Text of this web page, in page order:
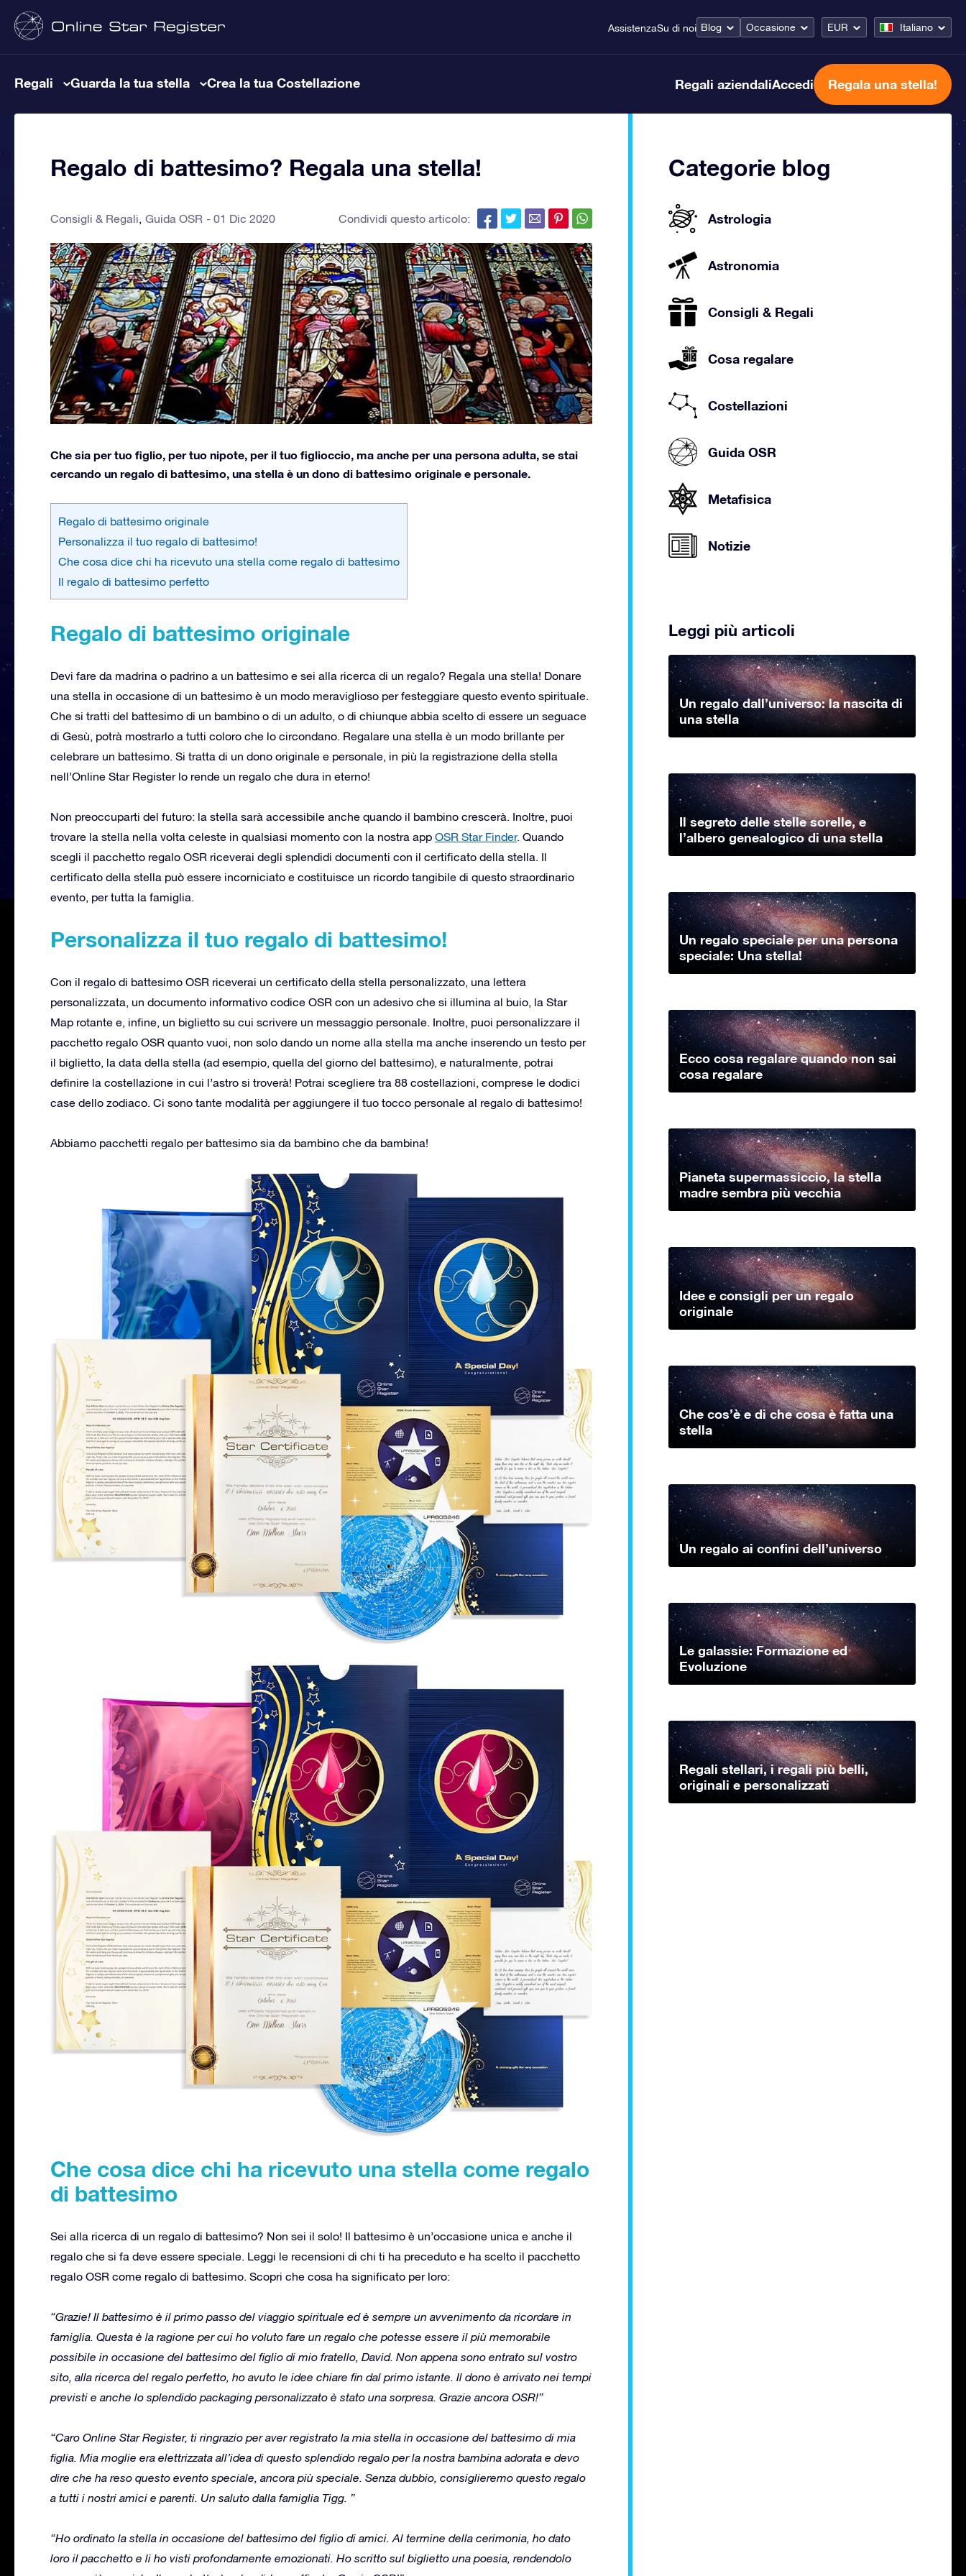
AssistenzaSu di noi Blog Occasione EUR Italiano
Regali Guarda la tua stella Crea la tua Costellazione Regali aziendaliAccedi Regala una stella!
Regalo di battesimo? Regala una stella!
Consigli & Regali Guida OSR 01 Dic 2020 Condividi questo articolo:
Che sia per tuo figlio, per tuo nipote, per il tuo figlioccio, ma anche per una persona adulta, se stai
cercando un regalo di battesimo, una stella è un dono di battesimo originale e personale.
Regalo di battesimo originale
Personalizza il tuo regalo di battesimo!
Che cosa dice chi ha ricevuto una stella come regalo di battesimo
Il regalo di battesimo perfetto
Regalo di battesimo originale
Devi fare da madrina o padrino a un battesimo e sei alla ricerca di un regalo? Regala una stella! Donare
una stella in occasione di un battesimo è un modo meraviglioso per festeggiare questo evento spirituale.
Che si tratti del battesimo di un bambino o di un adulto, o di chiunque abbia scelto di essere un seguace
di Gesù, potrà mostrarlo a tutti coloro che lo circondano. Regalare una stella è un modo brillante per
celebrare un battesimo. Si tratta di un dono originale e personale, in più la registrazione della stella
nell’Online Star Register lo rende un regalo che dura in eterno!
Non preoccuparti del futuro: la stella sarà accessibile anche quando il bambino crescerà. Inoltre, puoi
trovare la stella nella volta celeste in qualsiasi momento con la nostra app OSR Star Finder. Quando
scegli il pacchetto regalo OSR riceverai degli splendidi documenti con il certificato della stella. Il
certificato della stella può essere incorniciato e costituisce un ricordo tangibile di questo straordinario
evento, per tutta la famiglia.
Personalizza il tuo regalo di battesimo!
Con il regalo di battesimo OSR riceverai un certificato della stella personalizzato, una lettera
personalizzata, un documento informativo codice OSR con un adesivo che si illumina al buio, la Star
Map rotante e, infine, un biglietto su cui scrivere un messaggio personale. Inoltre, puoi personalizzare il
pacchetto regalo OSR quanto vuoi, non solo dando un nome alla stella ma anche inserendo un testo per
il biglietto, la data della stella (ad esempio, quella del giorno del battesimo), e naturalmente, potrai
definire la costellazione in cui l’astro si troverà! Potrai scegliere tra 88 costellazioni, comprese le dodici
case dello zodiaco. Ci sono tante modalità per aggiungere il tuo tocco personale al regalo di battesimo!
Abbiamo pacchetti regalo per battesimo sia da bambino che da bambina!
Che cosa dice chi ha ricevuto una stella come regalo
di battesimo
Sei alla ricerca di un regalo di battesimo? Non sei il solo! Il battesimo è un’occasione unica e anche il
regalo che si fa deve essere speciale. Leggi le recensioni di chi ti ha preceduto e ha scelto il pacchetto
regalo OSR come regalo di battesimo. Scopri che cosa ha significato per loro:
“Grazie! Il battesimo è il primo passo del viaggio spirituale ed è sempre un avvenimento da ricordare in
famiglia. Questa è la ragione per cui ho voluto fare un regalo che potesse essere il più memorabile
possibile in occasione del battesimo del figlio di mio fratello, David. Non appena sono entrato sul vostro
sito, alla ricerca del regalo perfetto, ho avuto le idee chiare fin dal primo istante. Il dono è arrivato nei tempi
previsti e anche lo splendido packaging personalizzato è stato una sorpresa. Grazie ancora OSR!”
“Caro Online Star Register, ti ringrazio per aver registrato la mia stella in occasione del battesimo di mia
figlia. Mia moglie era elettrizzata all’idea di questo splendido regalo per la nostra bambina adorata e devo
dire che ha reso questo evento speciale, ancora più speciale. Senza dubbio, consiglieremo questo regalo
a tutti i nostri amici e parenti. Un saluto dalla famiglia Tigg. ”
“Ho ordinato la stella in occasione del battesimo del figlio di amici. Al termine della cerimonia, ho dato
loro il pacchetto e li ho visti profondamente emozionati. Ho scritto sul biglietto una poesia, rendendolo
Categorie blog
Astrologia
Astronomia
Consigli & Regali
Cosa regalare
Costellazioni
Guida OSR
Metafisica
Notizie
Leggi più articoli
Un regalo dall’universo: la nascita di
una stella
Il segreto delle stelle sorelle, e
l’albero genealogico di una stella
Un regalo speciale per una persona
speciale: Una stella!
Ecco cosa regalare quando non sai
cosa regalare
Pianeta supermassiccio, la stella
madre sembra più vecchia
Idee e consigli per un regalo
originale
Che cos’è e di che cosa è fatta una
stella
Un regalo ai confini dell’universo
Le galassie: Formazione ed
Evoluzione
Regali stellari, i regali più belli,
originali e personalizzati